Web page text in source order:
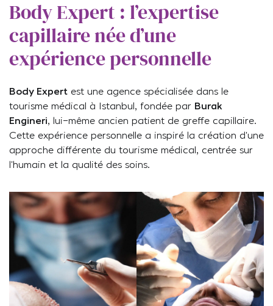
Body Expert : l’expertise
capillaire née d’une
expérience personnelle
Body Expert est une agence spécialisée dans le
tourisme médical à Istanbul, fondée par Burak
Engineri, lui-même ancien patient de greffe capillaire.
Cette expérience personnelle a inspiré la création d’une
approche différente du tourisme médical, centrée sur
l’humain et la qualité des soins.